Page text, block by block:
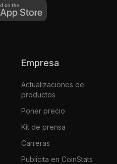
Empresa
Actualizaciones de
productos
Poner precio
Kit de prensa
Carreras
Publicita en CoinStats